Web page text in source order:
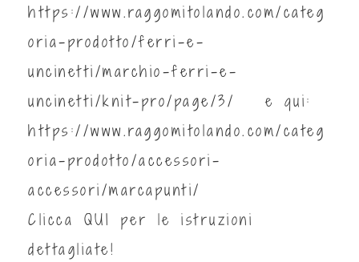
https://www.raggomitolando.com/categ
oria-prodotto/ferri-e-
uncinetti/marchio-ferri-e-
uncinetti/knit-pro/page/3/
e qui:
https://www.raggomitolando.com/categ
oria-prodotto/accessori-
accessori/marcapunti/
Clicca QUI
per le istruzioni
dettagliate!